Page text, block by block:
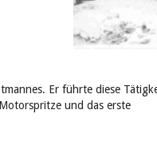
Er führte diese
und das erste